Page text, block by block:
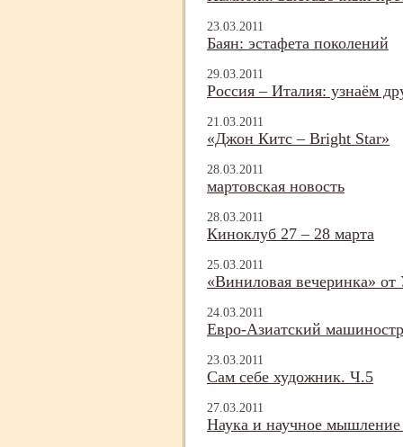
23.03.2011
Баян: эстафета поколений
29.03.2011
Россия – Италия: узнаём
21.03.2011
«Джон Китс – Bright Star»
28.03.2011
мартовская новость
28.03.2011
Киноклуб 27 – 28 марта
25.03.2011
«Виниловая вечеринка»
24.03.2011
Евро-Азиатский
23.03.2011
Сам себе художник. Ч.5
27.03.2011
Наука и научное